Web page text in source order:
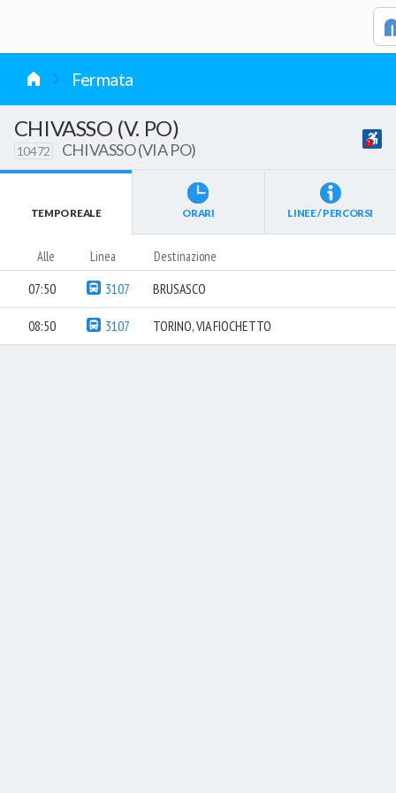
Fermata
CHIVASSO (V. PO)
10472 CHIVASSO (VIA PO)
TEMPO REALE ORARI LINEE / PERCORSI
Alle Linea Destinazione
07:50 3107 BRUSASCO
08:50 3107 TORINO, VIA FIOCHETTO